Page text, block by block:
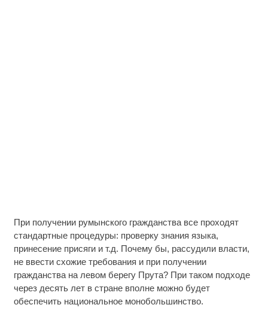
При получении румынского гражданства все проходят
стандартные процедуры: проверку знания языка,
принесение присяги и т.д. Почему бы, рассудили власти,
не ввести схожие требования и при получении
гражданства на левом берегу Прута? При таком подходе
через десять лет в стране вполне можно будет
обеспечить национальное монобольшинство.